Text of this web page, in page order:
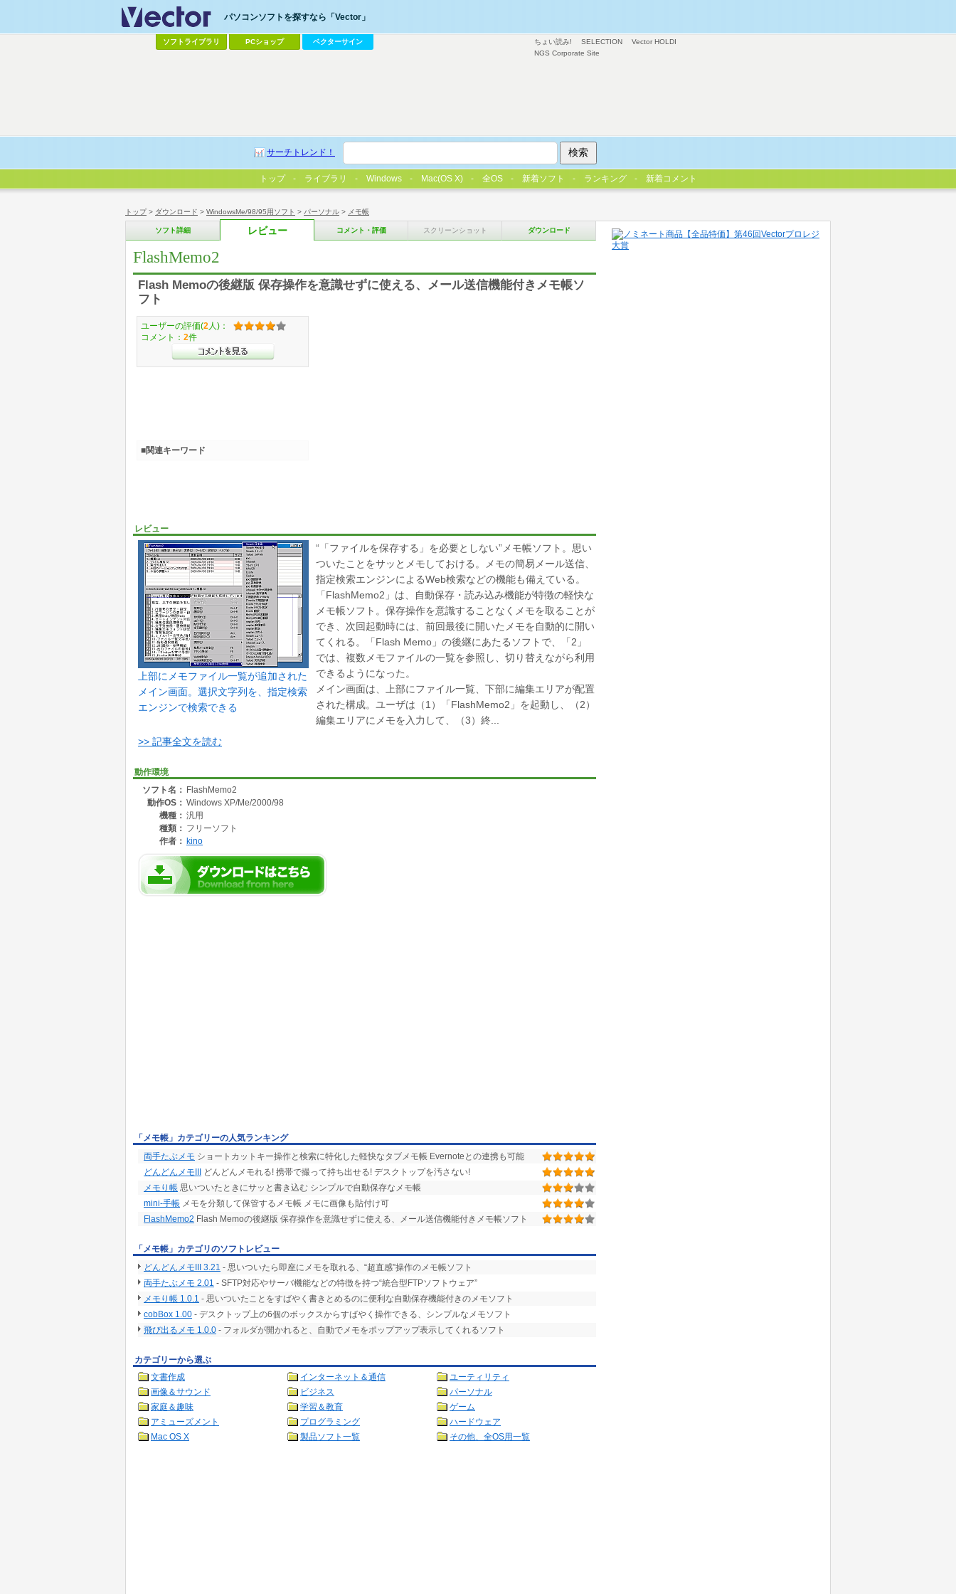
トップ> ダウンロード > WindowsMe/98/95用ソフト > パーソナル > メモ帳
ソフト詳細 レビュー コメント・評価 スクリーンショット ダウンロード
FlashMemo2
Flash Memoの後継版 保存操作を意識せずに使える、メール送信機能付きメモ帳ソ
フト
レビュー
上部にメモファイル一覧が追加された
メイン画面。選択文字列を、指定検索
エンジンで検索できる
“「ファイルを保存する」を必要としない”メモ帳ソフト。思い
ついたことをサッとメモしておける。メモの簡易メール送信、
指定検索エンジンによるWeb検索などの機能も備えている。
「FlashMemo2」は、自動保存・読み込み機能が特徴の軽快な
メモ帳ソフト。保存操作を意識することなくメモを取ることが
でき、次回起動時には、前回最後に開いたメモを自動的に開い
てくれる。「Flash Memo」の後継にあたるソフトで、「2」
では、複数メモファイルの一覧を参照し、切り替えながら利用
できるようになった。
メイン画面は、上部にファイル一覧、下部に編集エリアが配置
された構成。ユーザは（1）「FlashMemo2」を起動し、（2）
編集エリアにメモを入力して、（3）終...
>> 記事全文を読む
動作環境
ソフト名： FlashMemo2
動作OS： Windows XP/Me/2000/98
機種： 汎用
種類： フリーソフト
作者： kino
ユーザーの評価(2 人)：
コメント： 2件
■関連キーワード
「メモ帳」カテゴリーの人気ランキング
両手たぶメモ ショートカットキー操作と検索に特化した軽快なタブメモ帳 Evernoteとの連携も可能
どんどんメモIII どんどんメモれる! 携帯で撮って持ち出せる! デスクトップを汚さない!
メモり帳 思いついたときにサッと書き込む シンプルで自動保存なメモ帳
mini-手帳 メモを分類して保管するメモ帳 メモに画像も貼付け可
FlashMemo2 Flash Memoの後継版 保存操作を意識せずに使える、メール送信機能付きメモ帳ソフト
「メモ帳」カテゴリのソフトレビュー
どんどんメモIII 3.21 - 思いついたら即座にメモを取れる、“超直感”操作のメモ帳ソフト
両手たぶメモ 2.01 - SFTP対応やサーバ機能などの特徴を持つ“統合型FTPソフトウェア”
メモり帳 1.0.1 - 思いついたことをすばやく書きとめるのに便利な自動保存機能付きのメモソフト
cobBox 1.00 - デスクトップ上の6個のボックスからすばやく操作できる、シンプルなメモソフト
飛び出るメモ 1.0.0 - フォルダが開かれると、自動でメモをポップアップ表示してくれるソフト
カテゴリーから選ぶ
文書作成
インターネット＆通信
ユーティリティ
画像＆サウンド
ビジネス
パーソナル
家庭＆趣味
学習＆教育
ゲーム
アミューズメント
プログラミング
ハードウェア
Mac OS X
製品ソフト一覧 その他、全OS用一覧
ちょい読み! SELECTION
Vector HOLDI
NGS Corporate Site
パソコンソフトを探すなら「Vector」
ソフトライブラリ PCショップ ベクターサイン
サーチトレンド！
トップ ライブラリ Windows Mac(OS X) 全OS 新着ソフト ランキング 新着コメント